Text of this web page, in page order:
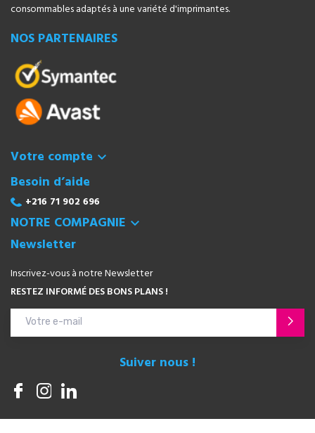
consommables adaptés à une variété d'imprimantes.
NOS PARTENAIRES
Votre compte 
Besoin d’aide
+216 71 902 696
NOTRE COMPAGNIE 
Newsletter
Inscrivez-vous à notre Newsletter
RESTEZ INFORMÉ DES BONS PLANS !
Suiver nous !